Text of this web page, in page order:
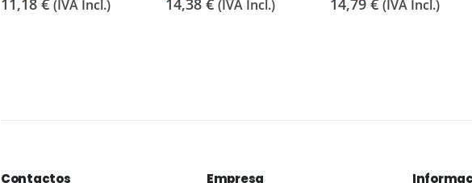
(IVA Incl.) (IVA Incl.) (IVA Incl.)
Contactos Empresa